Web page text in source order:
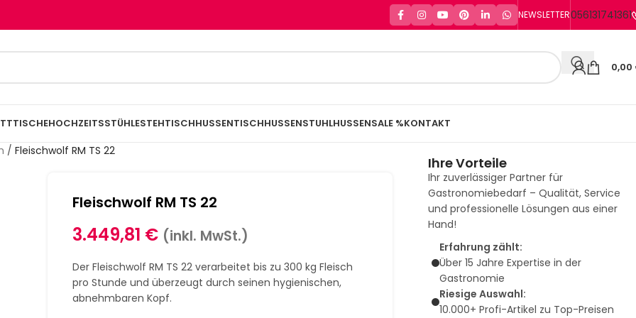
NEWSLETTER056131741361
0,00
HOCHZEITSSTÜHLESTEHTISCHHUSSENTISCHHUSSENSTUHLHUSSENSALE %KONTAKT
/ Fleischwolf RM TS 22
Fleischwolf RM TS 22
3.449,81 € (inkl. MwSt.)
Der Fleischwolf RM TS 22 verarbeitet bis zu 300 kg Fleisch
pro Stunde und überzeugt durch seinen hygienischen,
abnehmbaren Kopf.
Ihre Vorteile
Ihr zuverlässiger Partner für
Gastronomiebedarf – Qualität, Service
und professionelle Lösungen aus einer
Hand!
Erfahrung zählt:
Über 15 Jahre Expertise in der
Gastronomie
Riesige Auswahl:
10.000+ Profi-Artikel zu Top-Preisen